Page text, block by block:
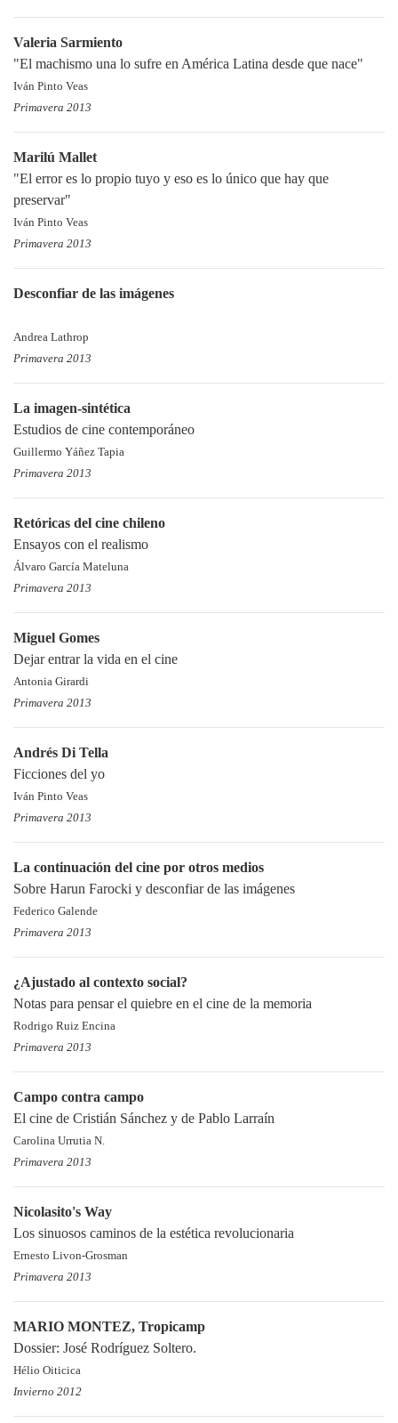
Valeria Sarmiento
"El machismo una lo sufre en América Latina desde que nace"
Iván Pinto Veas
Primavera 2013
Marilú Mallet
"El error es lo propio tuyo y eso es lo único que hay que
preservar"
Iván Pinto Veas
Primavera 2013
Desconfiar de las imágenes
Andrea Lathrop
Primavera 2013
La imagen-sintética
Estudios de cine contemporáneo
Guillermo Yáñez Tapia
Primavera 2013
Retóricas del cine chileno
Ensayos con el realismo
Álvaro García Mateluna
Primavera 2013
Miguel Gomes
Dejar entrar la vida en el cine
Antonia Girardi
Primavera 2013
Andrés Di Tella
Ficciones del yo
Iván Pinto Veas
Primavera 2013
La continuación del cine por otros medios
Sobre Harun Farocki y desconfiar de las imágenes
Federico Galende
Primavera 2013
¿Ajustado al contexto social?
Notas para pensar el quiebre en el cine de la memoria
Rodrigo Ruiz Encina
Primavera 2013
Campo contra campo
El cine de Cristián Sánchez y de Pablo Larraín
Carolina Urrutia N.
Primavera 2013
Nicolasito's Way
Los sinuosos caminos de la estética revolucionaria
Ernesto Livon-Grosman
Primavera 2013
MARIO MONTEZ, Tropicamp
Dossier: José Rodríguez Soltero.
Hélio Oiticica
Invierno 2012